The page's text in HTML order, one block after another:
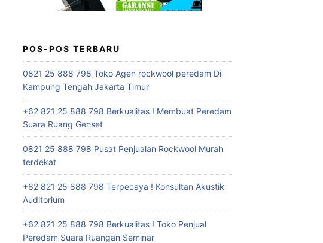
POS-POS TERBARU
0821 25 888 798 Toko Agen rockwool peredam Di
Kampung Tengah Jakarta Timur
+62 821 25 888 798 Berkualitas ! Membuat Peredam
Suara Ruang Genset
0821 25 888 798 Pusat Penjualan Rockwool Murah
terdekat
+62 821 25 888 798 Terpecaya ! Konsultan Akustik
Auditorium
+62 821 25 888 798 Berkualitas ! Toko Penjual
Peredam Suara Ruangan Seminar